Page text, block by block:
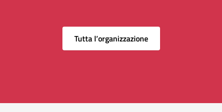
Tutta l’organizzazione